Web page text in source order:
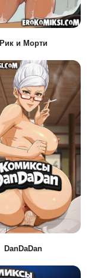
Рик и Морти
DanDaDan